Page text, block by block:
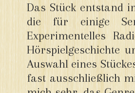
Das Stück entstand
die für einige
Experimentelles
Hörspielgeschichte
Auswahl eines
fast ausschließlich